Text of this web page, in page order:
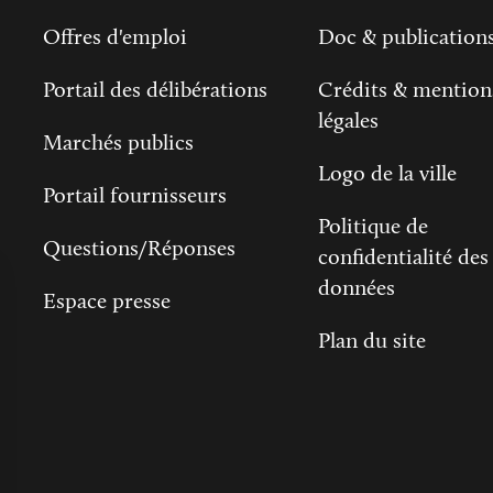
Offres d'emploi
Portail des délibérations
Marchés publics
Portail fournisseurs
Questions/Réponses
Espace presse
Doc &
Crédits &
légales
Logo de la ville
Politique de
confidentialité des
données
Plan du site